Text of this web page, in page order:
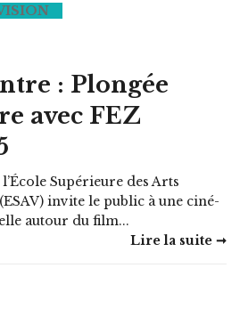
: Plongée
avec FEZ
Supérieure des Arts
invite le public à une ciné-
autour du film...
Lire la suite ➞